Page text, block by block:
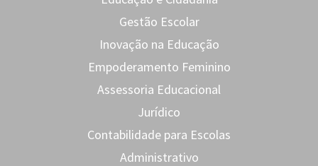
Gestão Escolar
Inovação na Educação
Empoderamento Feminino
Assessoria Educacional
Jurídico
Contabilidade para Escolas
Administrativo